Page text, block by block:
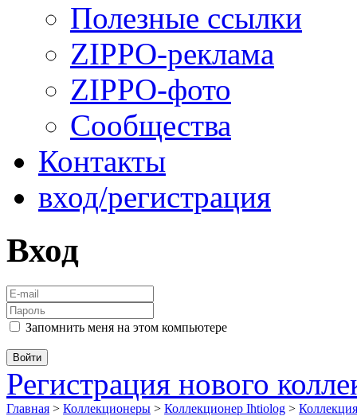
Полезные ссылки
ZIPPO-реклама
ZIPPO-фото
Сообщества
Контакты
вход/регистрация
Вход
Запомнить меня на этом компьютере
Регистрация нового
Главная > Коллекционеры > Коллекционер Ihtiolog >